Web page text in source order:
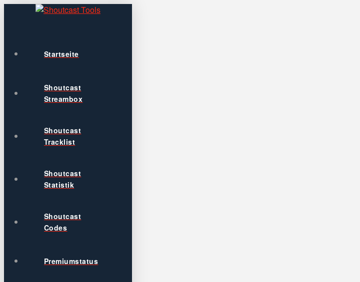
Startseite
Shoutcast
Streambox
Shoutcast
Tracklist
Shoutcast
Statistik
Shoutcast
Codes
Premiumstatus